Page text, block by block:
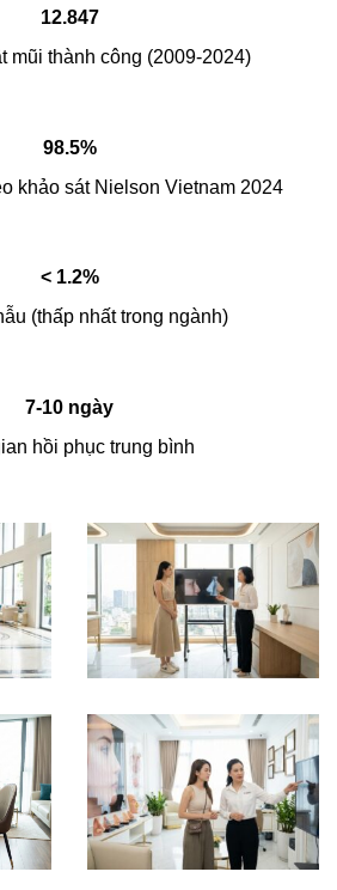
12.847
mũi thành công (2009-2024)
98.5%
khảo sát Nielson Vietnam 2024
< 1.2%
(thấp nhất trong ngành)
7-10 ngày
hồi phục trung bình